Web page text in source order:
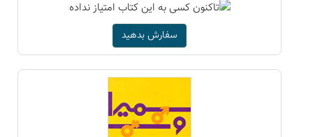
سفارش بدهید